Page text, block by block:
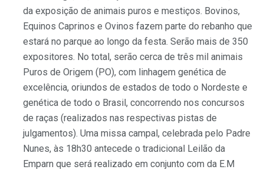
da exposição de animais puros e mestiços. Bovinos,
Equinos Caprinos e Ovinos fazem parte do rebanho que
estará no parque ao longo da festa. Serão mais de 350
expositores. No total, serão cerca de três mil animais
Puros de Origem (PO), com linhagem genética de
excelência, oriundos de estados de todo o Nordeste e
genética de todo o Brasil, concorrendo nos concursos
de raças (realizados nas respectivas pistas de
julgamentos). Uma missa campal, celebrada pelo Padre
Nunes, às 18h30 antecede o tradicional Leilão da
Emparn que será realizado em conjunto com da E.M